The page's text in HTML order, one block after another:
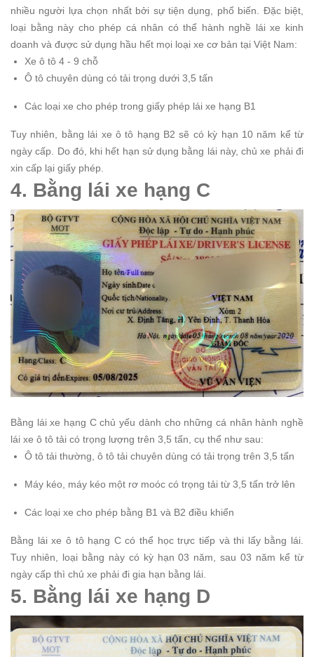
nhiều người lựa chọn nhất bởi sự tiện dụng, phổ biến. Đặc biệt,
loại bằng này cho phép cá nhân có thể hành nghề lái xe kinh
doanh và được sử dụng hầu hết mọi loại xe cơ bản tại Việt Nam:
Xe ô tô 4 - 9 chỗ
Ô tô chuyên dùng có tải trọng dưới 3,5 tấn
Các loại xe cho phép trong giấy phép lái xe hạng B1
Tuy nhiên, bằng lái xe ô tô hạng B2 sẽ có kỳ hạn 10 năm kể từ
ngày cấp. Do đó, khi hết hạn sử dụng bằng lái này, chủ xe phải đi
xin cấp lại giấy phép.
4. Bằng lái xe hạng C
Bằng lái xe hạng C chủ yếu dành cho những cá nhân hành nghề
lái xe ô tô tải có trọng lượng trên 3,5 tấn, cụ thể như sau:
Ô tô tải thường, ô tô tải chuyên dùng có tải trọng trên 3,5 tấn
Máy kéo, máy kéo một rơ moóc có trọng tải từ 3,5 tấn trở lên
Các loại xe cho phép bằng B1 và B2 điều khiển
Bằng lái xe ô tô hạng C có thể học trực tiếp và thi lấy bằng lái.
Tuy nhiên, loại bằng này có kỳ hạn 03 năm, sau 03 năm kể từ
ngày cấp thì chủ xe phải đi gia hạn bằng lái.
5. Bằng lái xe hạng D